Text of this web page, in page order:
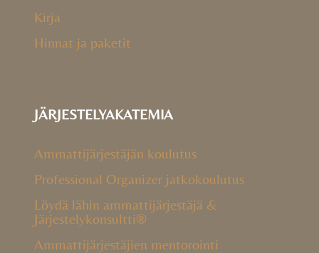
Kirja
Hinnat ja paketit
JÄRJESTELYAKATEMIA
Ammattijärjestäjän koulutus
Professional Organizer jatkokoulutus
Löydä lähin ammattijärjestäjä &
Järjestelykonsultti®
Ammattijärjestäjien mentorointi